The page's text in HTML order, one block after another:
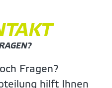
Fragen?
hilft Ihnen